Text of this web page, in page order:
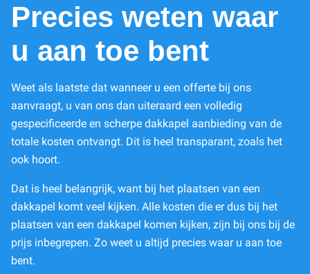
Precies weten waar
u aan toe bent
Weet als laatste dat wanneer u een offerte bij ons
aanvraagt, u van ons dan uiteraard een volledig
gespecificeerde en scherpe dakkapel aanbieding van de
totale kosten ontvangt. Dit is heel transparant, zoals het
ook hoort.
Dat is heel belangrijk, want bij het plaatsen van een
dakkapel komt veel kijken. Alle kosten die er dus bij het
plaatsen van een dakkapel komen kijken, zijn bij ons bij de
prijs inbegrepen. Zo weet u altijd precies waar u aan toe
bent.